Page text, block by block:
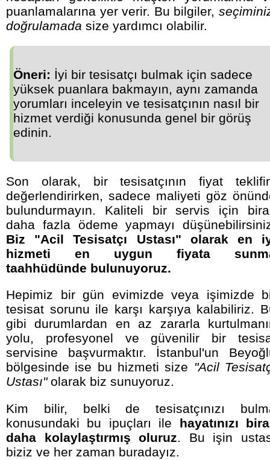
puanlamalarına yer verir. Bu bilgiler,
doğrulamada size yardımcı olabilir.
Öneri: İyi bir tesisatçı bulmak için sadece
yüksek puanlara bakmayın, aynı zamanda
yorumları inceleyin ve tesisatçının nasıl bir
hizmet verdiği konusunda genel bir görüş
edinin.
Son olarak, bir tesisatçının fiyat
değerlendirirken, sadece maliyeti göz
bulundurmayın. Kaliteli bir servis için
daha fazla ödeme yapmayı
Biz "Acil Tesisatçı Ustası" olarak en
hizmeti en uygun fiyata
taahhüdünde bulunuyoruz.
Hepimiz bir gün evimizde veya işimizde
tesisat sorunu ile karşı karşıya kalabiliriz.
gibi durumlardan en az zararla
yolu, profesyonel ve güvenilir bir
servisine başvurmaktır. İstanbul'un
bölgesinde ise bu hizmeti size "Acil
Ustası"olarak biz sunuyoruz.
Kim bilir, belki de tesisatçınızı
konusundaki bu ipuçları ile hayatınızı
daha kolaylaştırmış oluruz. Bu işin
biziz ve her zaman buradayız.